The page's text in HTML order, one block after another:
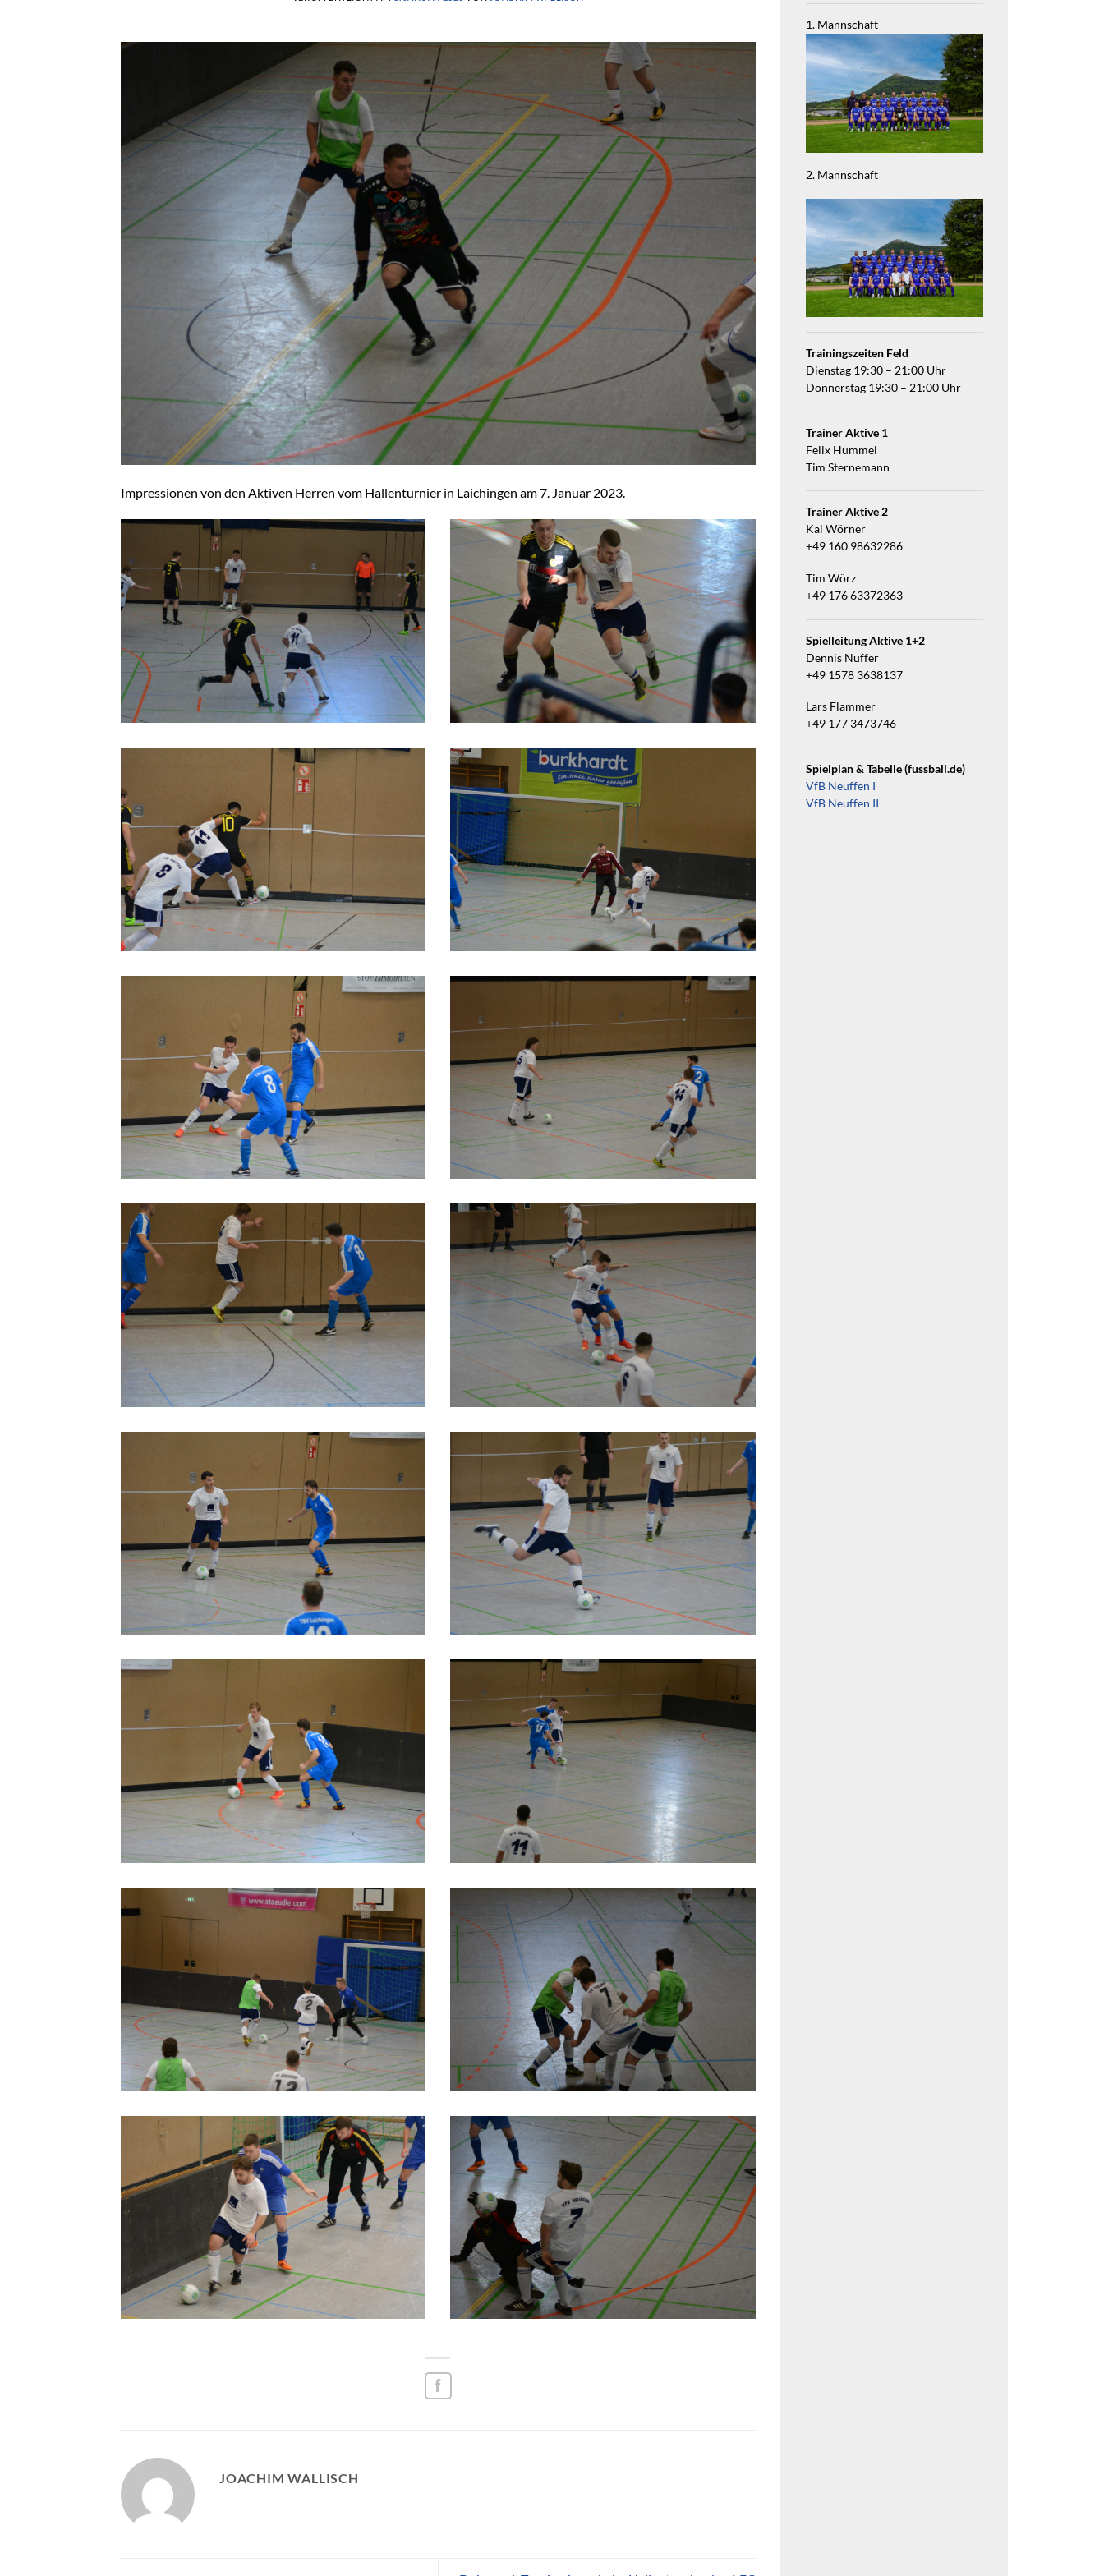
Impressionen von den Aktiven Herren vom Hallenturnier in Laichingen am 7. Januar 2023.
JOACHIM WALLISCH
1. Mannschaft
2. Mannschaft
Trainingszeiten Feld
Dienstag 19:30 – 21:00 Uhr
Donnerstag 19:30 – 21:00 Uhr
Trainer Aktive 1
Felix Hummel
Tim Sternemann
Trainer Aktive 2
Kai Wörner
+49 160 98632286
Tim Wörz
+49 176 63372363
Spielleitung Aktive 1+2
Dennis Nuffer
+49 1578 3638137
Lars Flammer
+49 177 3473746
Spielplan & Tabelle (fussball.de)
VfB Neuffen I
VfB Neuffen II